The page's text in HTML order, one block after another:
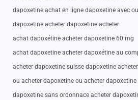
dapoxetine achat en ligne dapoxetine avec
dapoxetine acheter dapoxetine acheter
achat dapoxétine acheter dapoxetine 60 mg
achat dapoxetine acheter dapoxétine au
acheter dapoxetine suisse dapoxetine acheter
ou acheter dapoxetine ou acheter dapoxetine
dapoxetine sans ordonnace acheter